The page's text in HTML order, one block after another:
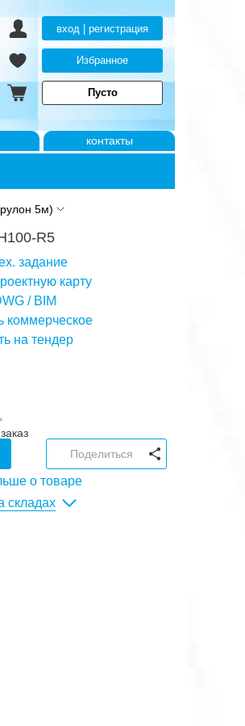
вход | регистрация
Избранное
Пусто
контакты
5м)
R5
задание
карту
/ BIM
коммерческое
на тендер
Поделиться
о товаре
складах